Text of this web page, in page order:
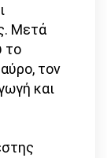
Μετά
το
τον
και